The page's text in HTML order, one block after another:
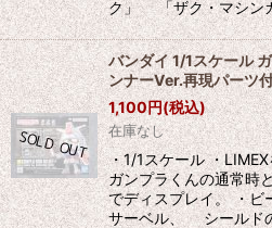
ク」 「ザク・マシン
バンダイ 1/1スケール
ンナーVer.再現パーツ
1,100円(税込)
在庫なし
・1/1スケール ・
ガンプラくんの通常
でディスプレイ。 ・ビ
サーベル、 シールド